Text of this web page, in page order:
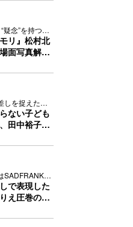
疑念”を持つこ
リ』松村北
面写真解
する表情捉
しを捉えたポ
ない子ども
田中裕子、
坂東龍汰ら
SADFRANKが
ーで表現した
え圧巻の演
90秒予告解